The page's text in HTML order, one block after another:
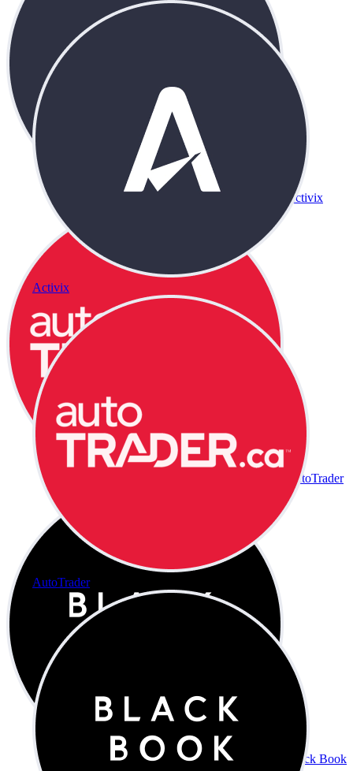
Activix
AutoTrader
Activix
AutoTrader
Black Book